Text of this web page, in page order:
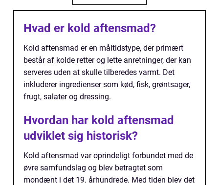
Hvad er kold aftensmad?
Kold aftensmad er en måltidstype, der primært
består af kolde retter og lette anretninger, der kan
serveres uden at skulle tilberedes varmt. Det
inkluderer ingredienser som kød, fisk, grøntsager,
frugt, salater og dressing.
Hvordan har kold aftensmad
udviklet sig historisk?
Kold aftensmad var oprindeligt forbundet med de
øvre samfundslag og blev betragtet som
mondænt i det 19. århundrede. Med tiden blev det